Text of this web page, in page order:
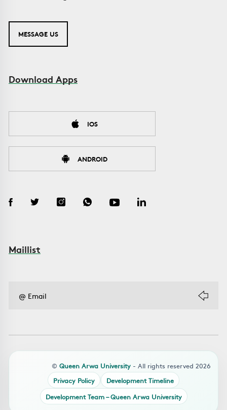
MESSAGE US
Download Apps
IOS
ANDROID
Maillist
© Queen Arwa University - All rights reserved 2026
Privacy Policy
Development Timeline
Development Team – Queen Arwa University